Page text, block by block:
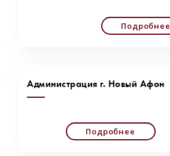
Подробнее
Администрация г. Новый Афон
Подробнее